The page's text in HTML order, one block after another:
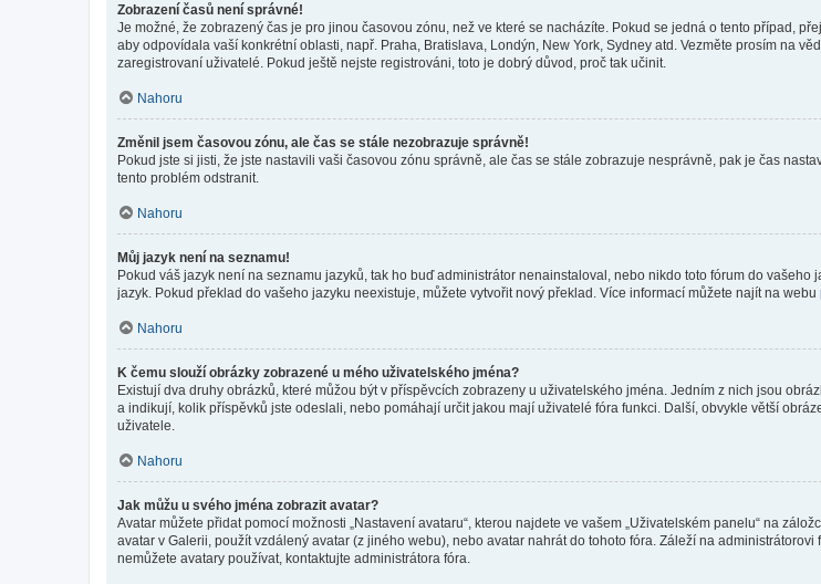
Zobrazení časů není správné!
Je možné, že zobrazený čas je pro jinou časovou zónu, než ve které se nacházíte. Pokud se jedná o tento případ,
aby odpovídala vaší konkrétní oblasti, např. Praha, Bratislava, Londýn, New York, Sydney atd. Vezměte prosím na
zaregistrovaní uživatelé. Pokud ještě nejste registrováni, toto je dobrý důvod, proč tak učinit.
Nahoru
Změnil jsem časovou zónu, ale čas se stále nezobrazuje správně!
Pokud jste si jisti, že jste nastavili vaši časovou zónu správně, ale čas se stále zobrazuje nesprávně, pak je čas
tento problém odstranit.
Nahoru
Můj jazyk není na seznamu!
Pokud váš jazyk není na seznamu jazyků, tak ho buď administrátor nenainstaloval, nebo nikdo toto fórum do
jazyk. Pokud překlad do vašeho jazyku neexistuje, můžete vytvořit nový překlad. Více informací můžete najít na webu
Nahoru
K čemu slouží obrázky zobrazené u mého uživatelského jména?
Existují dva druhy obrázků, které můžou být v příspěvcích zobrazeny u uživatelského jména. Jedním z nich jsou
a indikují, kolik příspěvků jste odeslali, nebo pomáhají určit jakou mají uživatelé fóra funkci. Další, obvykle větší
uživatele.
Nahoru
Jak můžu u svého jména zobrazit avatar?
Avatar můžete přidat pomocí možnosti „Nastavení avataru“, kterou najdete ve vašem „Uživatelském panelu“ na
avatar v Galerii, použít vzdálený avatar (z jiného webu), nebo avatar nahrát do tohoto fóra. Záleží na
nemůžete avatary používat, kontaktujte administrátora fóra.